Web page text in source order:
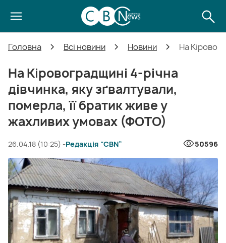
Головна Всі новини Новини На
На Кіровоградщині 4-річна
дівчинка, яку зґвалтували,
померла, її братик живе у
жахливих умовах (ФОТО)
26.04.18 (10:25) -Редакція “CBN” 50596